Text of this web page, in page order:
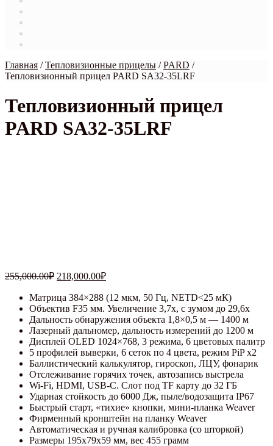
Главная /Тепловизионные прицелы /PARD /
Тепловизионный прицел PARD SA32-35LRF
Тепловизионный прицел
PARD SA32-35LRF
255,000.00₽ Первоначальная
составляла
255,000.00₽.
218,000.00₽Текущая
218,000.00₽.
Матрица 384×288 (12 мкм, 50 Гц, NETD<25 мК)
Объектив F35 мм. Увеличение 3,7x, с зумом до 29,6x
Дальность обнаружения объекта 1,8×0,5 м — 1400 м
Лазерный дальномер, дальность измерений до 1200 м
Дисплей OLED 1024×768, 3 режима, 6 цветовых палитр
5 профилей выверки, 6 сеток по 4 цвета, режим PiP x2
Баллистический калькулятор, гироскоп, ЛЦУ, фонарик
Отслеживание горячих точек, автозапись выстрела
Wi-Fi, HDMI, USB-C. Слот под TF карту до 32 ГБ
Ударная стойкость до 6000 Дж, пыле/водозащита IP67
Быстрый старт, «тихие» кнопки, мини-планка Weaver
Фирменный кронштейн на планку Weaver
Автоматическая и ручная калибровка (со шторкой)
Размеры 195x79x59 мм, вес 455 грамм